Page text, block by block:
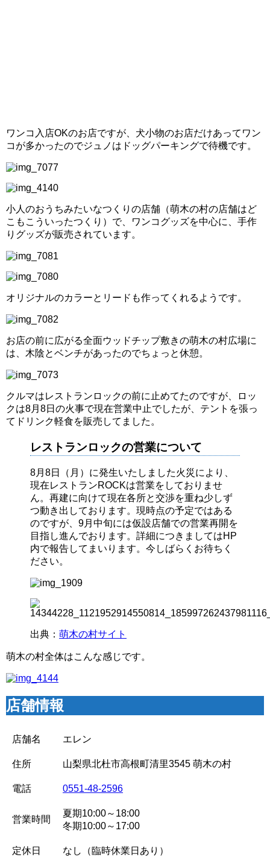
ワンコ入店OKのお店ですが、犬小物のお店だけあってワン
コが多かったのでジュノはドッグパーキングで待機です。
小人のおうちみたいなつくりの店舗（萌木の村の店舗はど
こもこういったつくり）で、ワンコグッズを中心に、手作
りグッズが販売されています。
オリジナルのカラーとリードも作ってくれるようです。
お店の前に広がる全面ウッドチップ敷きの萌木の村広場に
は、木陰とベンチがあったのでちょっと休憩。
クルマはレストランロックの前に止めてたのですが、ロッ
クは8月8日の火事で現在営業中止でしたが、テントを張っ
てドリンク軽食を販売してました。
レストランロックの営業について
8月8日（月）に発生いたしました火災により、
現在レストランROCKは営業をしておりませ
ん。再建に向けて現在各所と交渉を重ね少しず
つ動き出しております。現時点の予定ではある
のですが、9月中旬には仮設店舗での営業再開を
目指し進んでおります。詳細につきましてはHP
内で報告してまいります。今しばらくお待ちく
ださい。
出典： 萌木の村サイト
萌木の村全体はこんな感じです。
店舗情報
店舗名 エレン
住所 山梨県北杜市高根町清里3545 萌木の村
電話 0551-48-2596
営業時間
夏期10:00～18:00
冬期10:00～17:00
定休日 なし（臨時休業日あり）